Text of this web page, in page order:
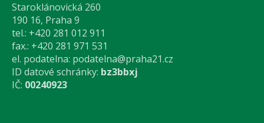
Staroklánovická 260
190 16, Praha 9
tel.: +420 281 012 911
fax.: +420 281 971 531
el. podatelna: podatelna@praha21.cz
ID datové schránky: bz3bbxj
IČ: 00240923